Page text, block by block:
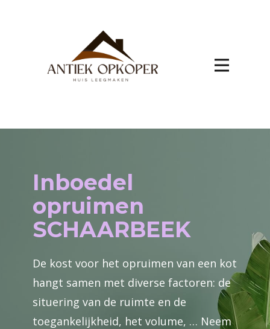
Inboedel
opruimen
SCHAARBEEK
De kost voor het opruimen van een kot
hangt samen met diverse factoren: de
situering van de ruimte en de
toegankelijkheid, het volume, … Neem